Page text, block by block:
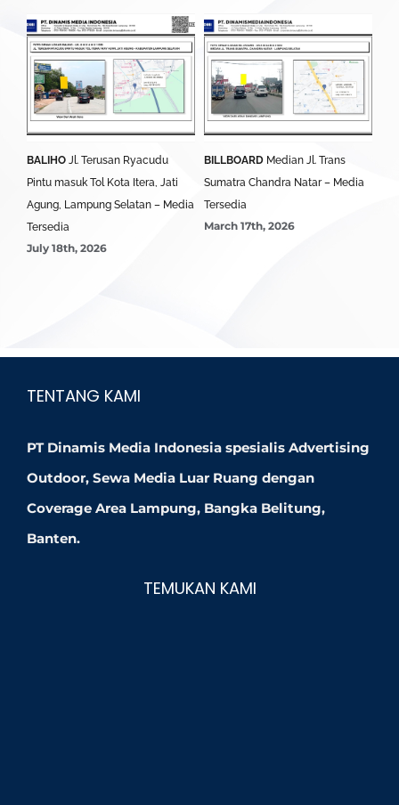
BALIHO Jl. Terusan Ryacudu
Pintu masuk Tol Kota Itera, Jati
Agung, Lampung Selatan – Media
Tersedia
July 18th, 2026
BILLBOARD Median Jl. Trans
Sumatra Chandra Natar – Media
Tersedia
March 17th, 2026
TENTANG KAMI
PT Dinamis Media Indonesia spesialis Advertising
Outdoor, Sewa Media Luar Ruang dengan
Coverage Area Lampung, Bangka Belitung,
Banten.
TEMUKAN KAMI